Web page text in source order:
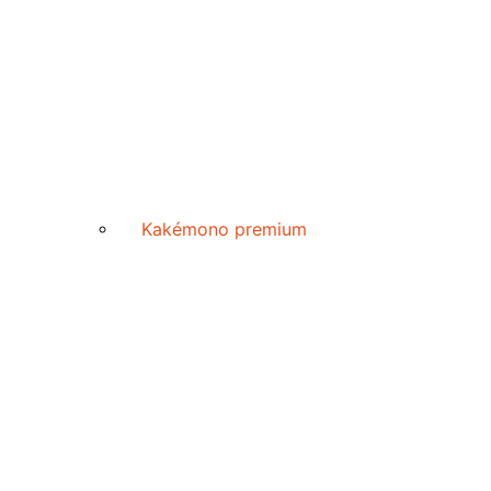
Kakémono premium